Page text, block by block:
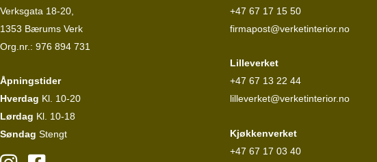
Verksgata 18-20,
1353 Bærums Verk
Org.nr.: 976 894 731
Åpningstider
Hverdag Kl. 10-20
Lørdag Kl. 10-18
Søndag Stengt
+47 67 17 15 50
firmapost@verketinterior.no
Lilleverket
+47 67 13 22 44
lilleverket@verketinterior.no
Kjøkkenverket
+47 67 17 03 40